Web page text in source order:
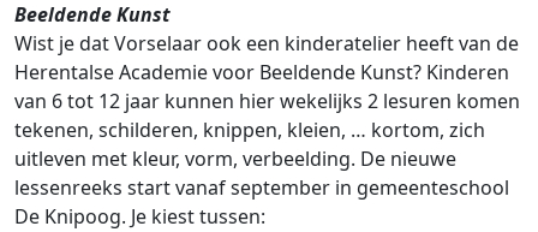
Beeldende Kunst
Wist je dat Vorselaar ook een kinderatelier heeft van de
Herentalse Academie voor Beeldende Kunst? Kinderen
van 6 tot 12 jaar kunnen hier wekelijks 2 lesuren komen
tekenen, schilderen, knippen, kleien, … kortom, zich
uitleven met kleur, vorm, verbeelding. De nieuwe
lessenreeks start vanaf september in gemeenteschool
De Knipoog. Je kiest tussen: